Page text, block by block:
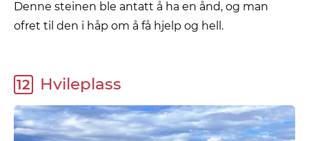
Denne steinen ble antatt å ha en ånd, og man
ofret til den i håp om å få hjelp og hell.
12 Hvileplass